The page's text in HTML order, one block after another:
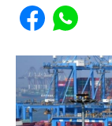
Share to Facebook
Share to